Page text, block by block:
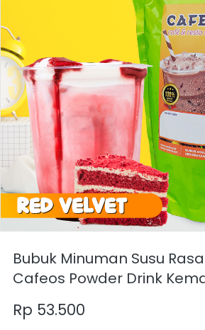
Bubuk Minuman Susu
Cafeos Powder Drink
Rp 53.500